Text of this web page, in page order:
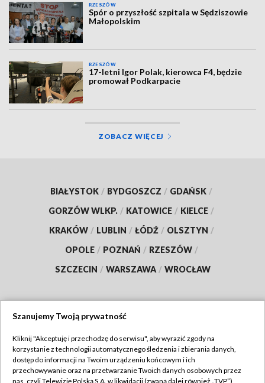
RZESZÓW
Spór o przyszłość szpitala w Sędziszowie
Małopolskim
RZESZÓW
17-letni Igor Polak, kierowca F4, będzie
promował Podkarpacie
ZOBACZ WIĘCEJ
BIAŁYSTOK / BYDGOSZCZ / GDAŃSK /
GORZÓW WLKP. / KATOWICE / KIELCE /
KRAKÓW / LUBLIN / ŁÓDŹ / OLSZTYN /
OPOLE / POZNAŃ / RZESZÓW /
SZCZECIN / WARSZAWA / WROCŁAW
TVP
Abonament TVP
Regulamin TVP
Szanujemy Twoją prywatność
Kliknij "Akceptuję i przechodzę do serwisu", aby wyrazić zgody na
korzystanie z technologii automatycznego śledzenia i zbierania danych,
dostęp do informacji na Twoim urządzeniu końcowym i ich
przechowywanie oraz na przetwarzanie Twoich danych osobowych przez
nas, czyli Telewizję Polską S.A. w likwidacji (zwaną dalej również „TVP”),